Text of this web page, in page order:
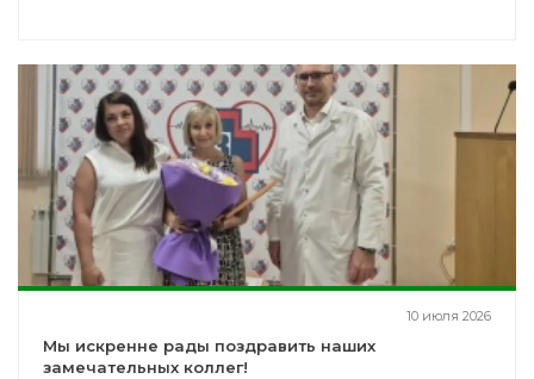
10 июля 2026
Мы искренне рады поздравить наших
замечательных коллег!